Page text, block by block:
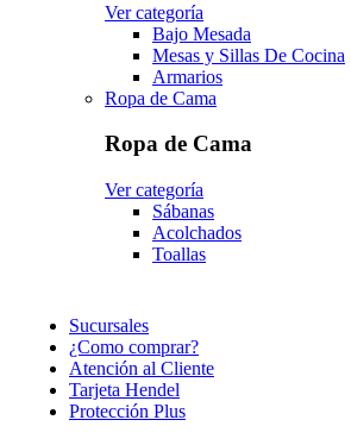
Ver categoría
Bajo Mesada
Mesas y Sillas De Cocina
Armarios
Ropa de Cama
Ropa de Cama
Ver categoría
Sábanas
Acolchados
Toallas
Sucursales
¿Como comprar?
Atención al Cliente
Tarjeta Hendel
Protección Plus